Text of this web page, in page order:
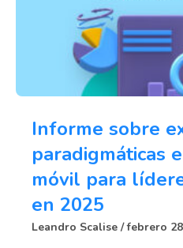
Informe sobre
paradigmáticas
móvil para
en 2025
Leandro Scalise febrero